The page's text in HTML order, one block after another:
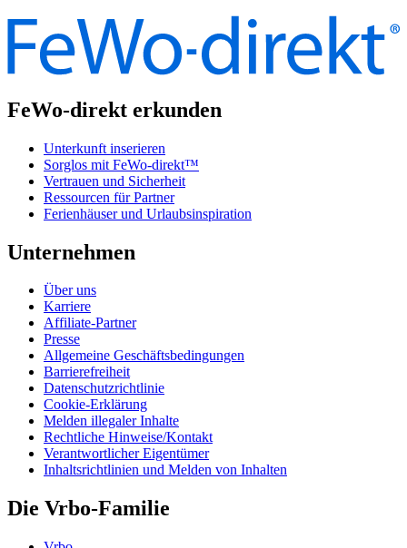
FeWo-direkt erkunden
Unterkunft inserieren
Sorglos mit FeWo-direkt™
Vertrauen und Sicherheit
Ressourcen für Partner
Ferienhäuser und Urlaubsinspiration
Unternehmen
Über uns
Karriere
Affiliate-Partner
Presse
Allgemeine Geschäftsbedingungen
Barrierefreiheit
Datenschutzrichtlinie
Cookie-Erklärung
Melden illegaler Inhalte
Rechtliche Hinweise/Kontakt
Verantwortlicher Eigentümer
Inhaltsrichtlinien und Melden von Inhalten
Die Vrbo-Familie